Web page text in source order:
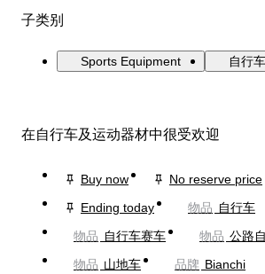
子类别
Sports Equipment 自行车
在自行车及运动器材中很受欢迎
Buy now
No reserve price
Ending today
物品 自行车
物品 自行车赛车 物品 公路
物品 山地车 品牌 Bianchi